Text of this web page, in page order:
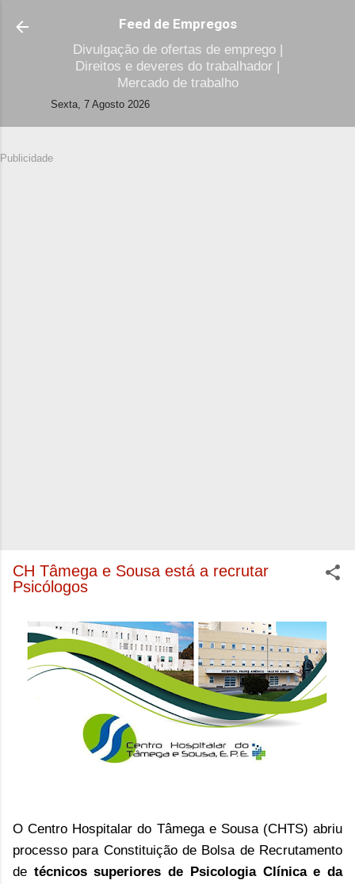
Avançar para o conteúdo principal
Feed de Empregos
Divulgação de ofertas de emprego |
Direitos e deveres do trabalhador |
Mercado de trabalho
Sexta, 7 Agosto 2026
Publicidade
CH Tâmega e Sousa está a recrutar
Psicólogos
O Centro Hospitalar do Tâmega e Sousa (CHTS) abriu
processo para Constituição de Bolsa de Recrutamento
de técnicos superiores de Psicologia Clínica e da